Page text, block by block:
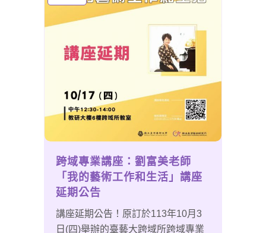
跨域專業講座：劉富美老師
「我的藝術工作和生活」講座
延期公告
講座延期公告！原訂於113年10月3
日(四)舉辦的臺藝大跨域所跨域專業